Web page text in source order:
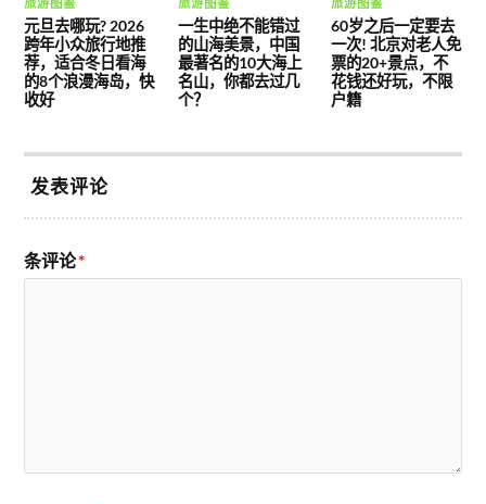
旅游图鉴
元旦去哪玩? 2026
跨年小众旅行地推
荐，适合冬日看海
的8个浪漫海岛，快
收好
旅游图鉴
一生中绝不能错过
的山海美景，中国
最著名的10大海上
名山，你都去过几
个？
旅游图鉴
60岁之后一定要去
一次! 北京对老人免
票的20+景点，不
花钱还好玩，不限
户籍
发表评论
条评论*